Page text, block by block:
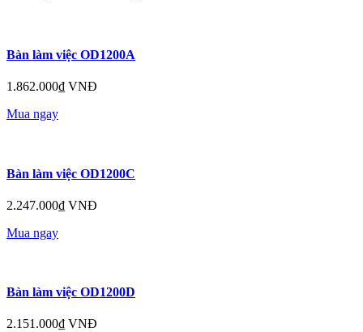
Bàn làm việc OD1200A
1.862.000₫ VNĐ
Mua ngay
Bàn làm việc OD1200C
2.247.000₫ VNĐ
Mua ngay
Bàn làm việc OD1200D
2.151.000₫ VNĐ